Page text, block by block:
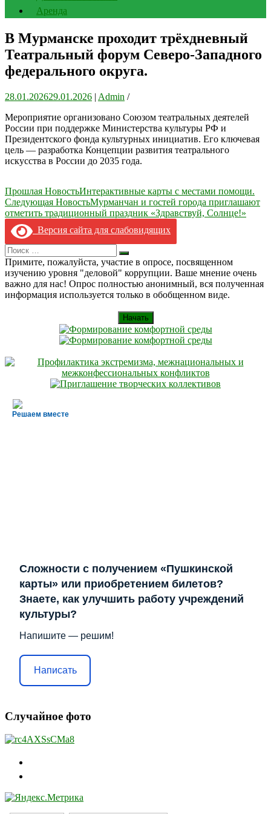
Аренда
В Мурманске проходит трёхдневный
Театральный форум Северо-Западного
федерального округа.
28.01.202629.01.2026 | Admin /
Мероприятие организовано Союзом театральных деятелей
России при поддержке Министерства культуры РФ и
Президентского фонда культурных инициатив. Его ключевая
цель — разработка Концепции развития театрального
искусства в России до 2035 года.
Навигация
по
записям
Прошлая НовостьИнтерактивные карты с местами помощи.
Следующая НовостьМурманчан и гостей города приглашают
отметить традиционный праздник «Здравствуй, Солнце!»
Версия сайта для слабовидящих
Search
for:
Искать
Примите, пожалуйста, участие в опросе, посвященном
изучению уровня "деловой" коррупции. Ваше мнение очень
важно для нас! Опрос полностью анонимный, вся полученная
информация используется только в обобщенном виде.
Начать
Решаем вместе
Сложности с получением «Пушкинской
карты» или приобретением билетов?
Знаете, как улучшить работу учреждений
культуры?
Напишите — решим!
Написать
Случайное фото